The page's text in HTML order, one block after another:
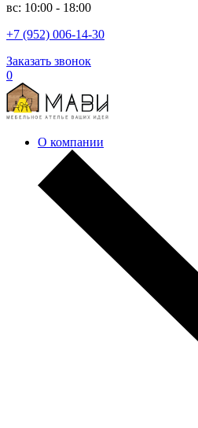
вс: 10:00 - 18:00
+7 (952) 006-14-30
Заказать звонок
0
О компании